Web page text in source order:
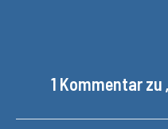
1 Kommentar zu